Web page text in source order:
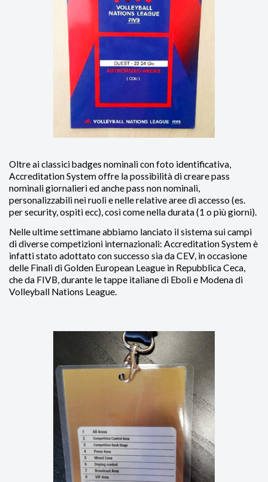
Oltre ai classici badges nominali con foto identificativa,
Accreditation System offre la possibilità di creare pass
nominali giornalieri ed anche pass non nominali,
personalizzabili nei ruoli e nelle relative aree di accesso (es.
per security, ospiti ecc), così come nella durata (1 o più giorni).
Nelle ultime settimane abbiamo lanciato il sistema sui campi
di diverse competizioni internazionali: Accreditation System è
infatti stato adottato con successo sia da CEV, in occasione
delle Finali di Golden European League in Repubblica Ceca,
che da FIVB, durante le tappe italiane di Eboli e Modena di
Volleyball Nations League.